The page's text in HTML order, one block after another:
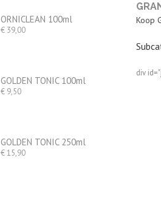
ORNICLEAN 100ml
€ 39,00Prijs
GOLDEN TONIC 100ml
€ 9,50Prijs
GOLDEN TONIC 250ml
€ 15,90Prijs
Koop
div